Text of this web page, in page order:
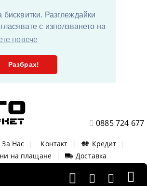
бисквитки. Разглеждайки
с използването на
повече
Разбрах!
0885 724 677
За Нас Контакт Кредит
на плащане
Доставка